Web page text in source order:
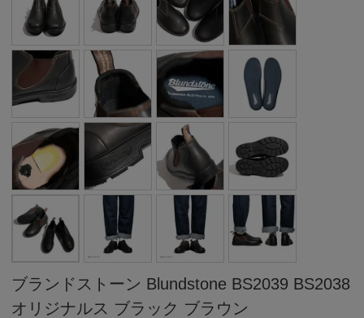
ブランドストーン Blundstone BS2039 BS2038
オリジナルス ブラック ブラウン